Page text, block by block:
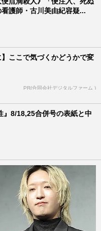
護師・古川美由紀容疑...
】ここで気づくかどうかで変
PR(合同会社デジタルファーム )
』8/18,25合併号の表紙と中